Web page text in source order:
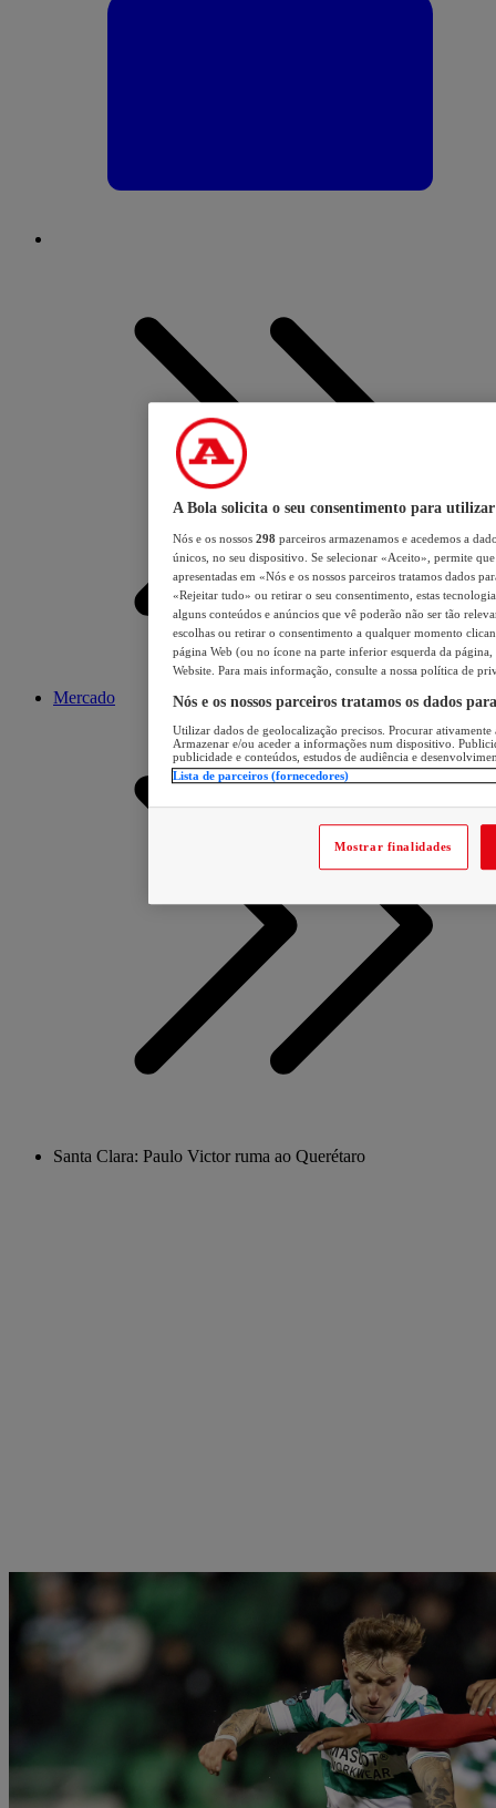
Mercado
Santa Clara: Paulo Victor ruma ao Querétaro
A Bola solicita o seu consentimento para utilizar
Nós e os nossos 298 parceiros armazenamos e acedemos a
únicos, no seu dispositivo. Se selecionar «Aceito», permite
apresentadas em «Nós e os nossos parceiros tratamos dados
«Rejeitar tudo» ou retirar o seu consentimento, estas
alguns conteúdos e anúncios que vê poderão não ser tão
escolhas ou retirar o consentimento a qualquer momento
página Web (ou no ícone na parte inferior esquerda da página,
Website. Para mais informação, consulte a nossa política de
Nós e os nossos parceiros tratamos os dados
Utilizar dados de geolocalização precisos. Procurar
Armazenar e/ou aceder a informações num dispositivo.
publicidade e conteúdos, estudos de audiência e
Lista de parceiros (fornecedores)
Mostrar finalidades